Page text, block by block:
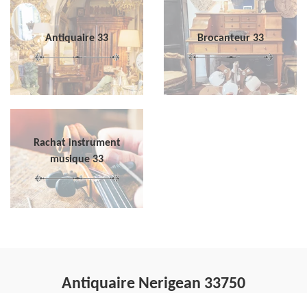
Antiquaire 33 Brocanteur 33
Rachat instrument
musique 33
Antiquaire Nerigean 33750